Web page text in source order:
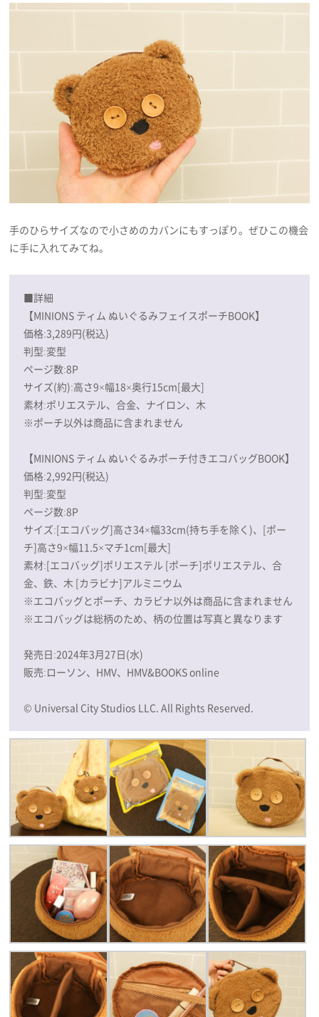
手のひらサイズなので小さめのカバンにもすっぽり。ぜひこの機会
に手に入れてみてね。
■詳細
【MINIONS ティム ぬいぐるみフェイスポーチBOOK】
価格:3,289円(税込)
判型:変型
ページ数:8P
サイズ(約):高さ9×幅18×奥行15cm[最大]
素材:ポリエステル、合金、ナイロン、木
※ポーチ以外は商品に含まれません
【MINIONS ティム ぬいぐるみポーチ付きエコバッグBOOK】
価格:2,992円(税込)
判型:変型
ページ数:8P
サイズ:[エコバッグ]高さ34×幅33cm(持ち手を除く)、[ポー
チ]高さ9×幅11.5×マチ1cm[最大]
素材:[エコバッグ]ポリエステル [ポーチ]ポリエステル、合
金、鉄、木 [カラビナ]アルミニウム
※エコバッグとポーチ、カラビナ以外は商品に含まれません
※エコバッグは総柄のため、柄の位置は写真と異なります
発売日:2024年3月27日(水)
販売:ローソン、HMV、HMV&BOOKS online
© Universal City Studios LLC. All Rights Reserved.